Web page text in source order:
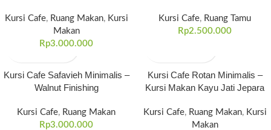
Kursi Cafe, Ruang Makan, Kursi
Makan
Rp3.000.000
Kursi Cafe, Ruang Tamu
Rp2.500.000
Kursi Cafe Safavieh Minimalis –
Walnut Finishing
Kursi Cafe, Ruang Makan
Rp3.000.000
Kursi Cafe Rotan Minimalis –
Kursi Makan Kayu Jati Jepara
Kursi Cafe, Ruang Makan, Kursi
Makan